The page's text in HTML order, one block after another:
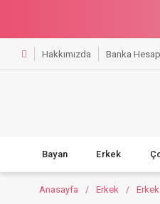
Hakkımızda Banka
Bayan Erkek
Anasayfa Erkek